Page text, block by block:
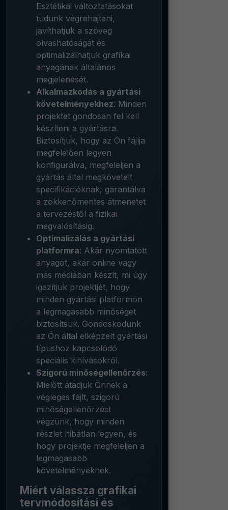
Esztétikai változtatásokat
tudunk végrehajtani,
javíthatjuk a szöveg
olvashatóságát és
optimalizálhatjuk grafikai
anyagának általános
megjelenését.
Alkalmazkodás a gyártási
követelményekhez: Minden
projektet gondosan fel kell
készíteni a gyártásra.
Biztosítjuk, hogy az Ön fájlja
megfelelően legyen
konfigurálva, megfeleljen a
gyártás által megkövetelt
specifikációknak, garantálva
a zökkenőmentes átmenetet
a tervezéstől a fizikai
megvalósításig.
Optimalizálás a gyártási
platformra: Akár nyomtatott
anyagot, akár online vagy
más médiában készít, mi úgy
igazítjuk projektjét, hogy
minden gyártási platformon
a legmagasabb minőséget
biztosítsuk. Gondoskodunk
az Ön által elképzelt gyártási
típushoz kapcsolódó
speciális kihívásokról.
Szigorú minőségellenőrzés:
Mielőtt átadjuk Önnek a
végleges fájlt, szigorú
minőségellenőrzést
végzünk, hogy minden
részlet hibátlan legyen, és
hogy projektje megfeleljen a
legmagasabb
követelményeknek.
Miért válassza grafikai
tervmódosítási és